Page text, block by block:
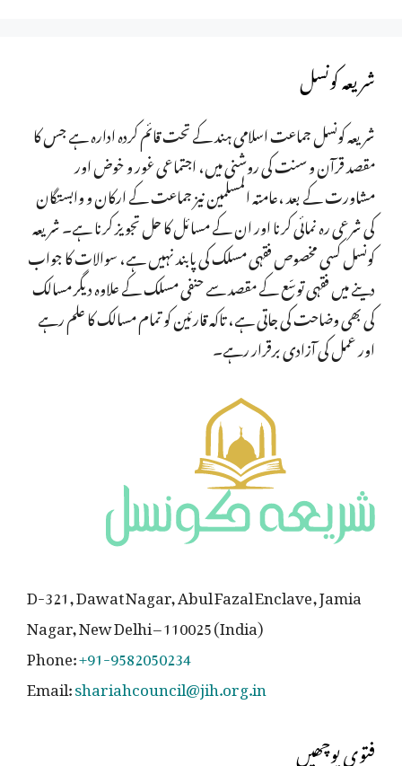
شریعہ کونسل
شریعہ کونسل جماعت اسلامی ہند کے تحت قائم کردہ ادارہ ہے جس کا
مقصد قرآن و سنت کی روشنی میں، اجتماعی غور و خوض اور
مشاورت کے بعد ،عامتہ المسلمین نیز جماعت کے ارکان و وابستگان
کی شرعی رہ نمائی کرنا اور ان کے مسائل کا حل تجویز کرنا ہے۔ شریعہ
کونسل کسی مخصوص فقہی مسلک کی پابند نہیں ہے، سوالات کا جواب
دینے میں فقہی توسّع کے مقصد سے حنفی مسلک کے علاوہ دیگر مسالک
کی بھی وضاحت کی جاتی ہے، تاکہ قارئین کو تمام مسالک کا علم رہے
اور عمل کی آزادی برقرار رہے۔
D-321, Dawat Nagar, Abul Fazal Enclave, Jamia
Nagar, New Delhi – 110025 (India)
Phone:+91-9582050234
Email:shariahcouncil@jih.org.in
فتوی پوچھیں